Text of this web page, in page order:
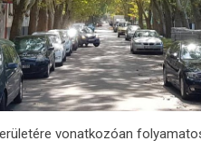
vonatkozóan